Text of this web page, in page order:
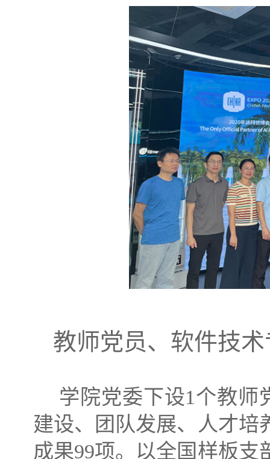
教师党员、软件技
学院党委下设1个教师
建设、团队发展、人才培
成果99项。以全国样板